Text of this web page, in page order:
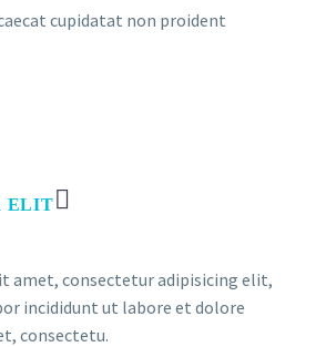
cupidatat non proident
ELIT
amet, consectetur adipisicing elit,
incididunt ut labore et dolore
consectetu.